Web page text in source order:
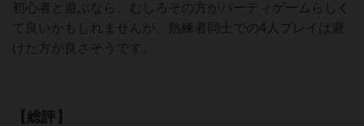
初心者と遊ぶなら、むしろその方がパーティゲームらしく
て良いかもしれませんが、熟練者同士での4人プレイは避
けた方が良さそうです。
【総評】